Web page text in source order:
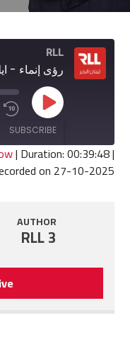
RLL
رؤى إنماء -
Play
Episode
10SUBSCRIBE
SHARE
| Duration: 00:39:48|
on 27-10-2025
AUTHOR
RLL 3